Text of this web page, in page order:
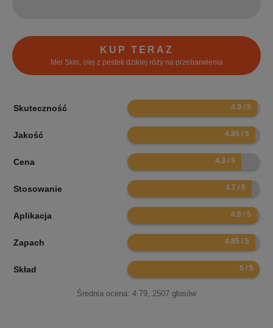
KUP TERAZ
Mel Skin, olej z pestek dzikiej róży na przebarwienia
Skuteczność 9.8
Jakość 9.7
Cena 8.6
Stosowanie 9.4
Aplikacja 9.8
Zapach 9.7
Skład 10
Średnia ocena: 4.79, 2507 głosów